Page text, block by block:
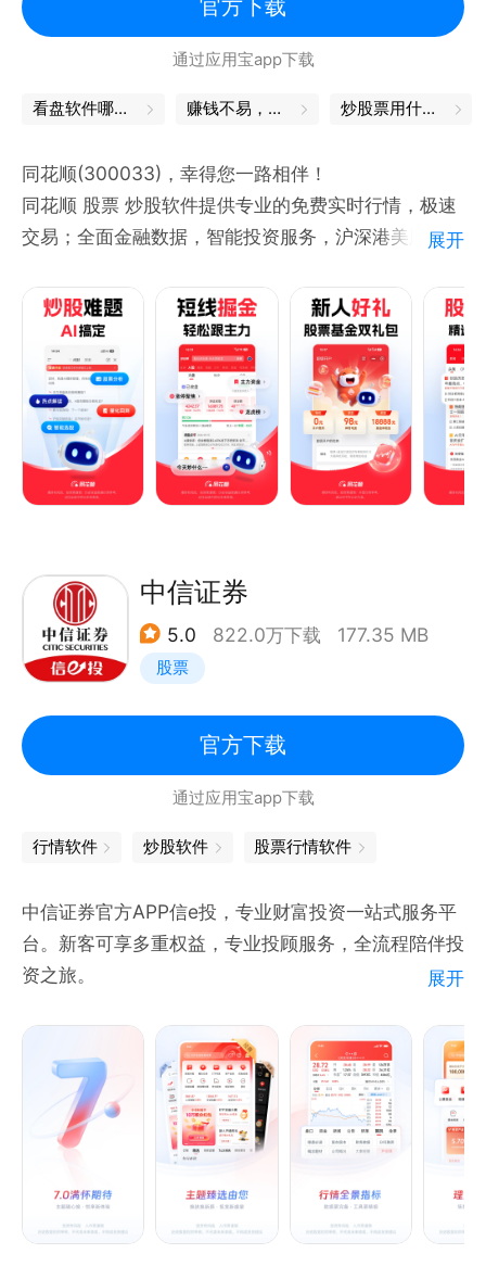
官方下载
通过应用宝app下载
看盘软件哪个最好 赚钱不易，理财更要用心 炒股票用什么软件
同花顺(300033)，幸得您一路相伴！
同花顺 股票 炒股软件提供专业的免费实时行情，极速
交易；全面金融数据，智能投资服务，沪深港美股全球
全面一站式理财服务，广大投资者的选择。
[炒股必备]
神奇九转：发现股价拐点，轻松做T
智能盯盘：盘面异动，涨跌统计，主力动向，机构观
点，大事提醒，股价预警，市场尽在掌控
自选分组：多平台云同步，自选股轻松分组，自选股详
撑位、阻力位
问财选股：主题投资，形态选股，龙虎榜，技术指标等
各种丰富选股，轻松智选个股
专属资讯：个性化资讯推荐，实时快讯，机会情报，抓
模拟炒股：免费20万资金，轻松成为高手
闪电下单：支持全国众多券商在线交易，分时快买快
卖，投资下单快人一步
股民口口相传，在各色炒股、理财、投资软件中脱颖而
出，是股民一致选择！
客服热线：952555
软件内直接反馈：个人中心-帮助与反馈-提建议
展开
中信证券
5.0 822.0万下载 177.35 MB
股票
官方下载
通过应用宝app下载
行情软件 炒股软件 股票行情软件
中信证券官方APP信e投，专业财富投资一站式服务平
台。新客可享多重权益，专业投顾服务，全流程陪伴投
资之旅。
信e投是中信证券为投资者定制的投资利器。通过对金
融科技的专注以及用户体验的追求，坚持以投资者利益
为先的理念，全方位实现各种证券业务，力争成为更多
投资者信赖的券商 APP。
【功能说明】
信e投APP贴合用户使用场景，综合考虑资讯及时性、
展开